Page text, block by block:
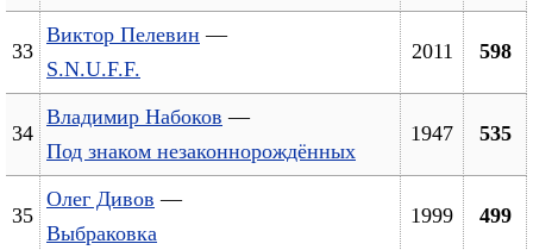
33
Виктор Пелевин —
S.N.U.F.F.
2011 598
34
Владимир Набоков —
Под знаком незаконнорождённых
1947 535
35
Олег Дивов —
Выбраковка
1999 499